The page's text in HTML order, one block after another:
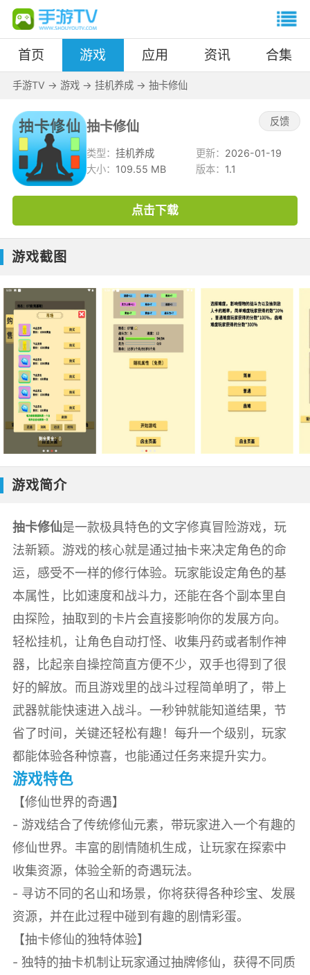
首页 游戏 应用 资讯 合集
手游TV -> 游戏-> 挂机养成-> 抽卡修仙
抽卡修仙 反馈
类型：挂机养成 更新： 2026-01-19
大小： 109.55 MB 版本： 1.1
点击下载
游戏截图
游戏简介
抽卡修仙是一款极具特色的文字修真冒险游戏，玩
法新颖。游戏的核心就是通过抽卡来决定角色的命
运，感受不一样的修行体验。玩家能设定角色的基
本属性，比如速度和战斗力，还能在各个副本里自
由探险，抽取到的卡片会直接影响你的发展方向。
轻松挂机，让角色自动打怪、收集丹药或者制作神
器，比起亲自操控简直方便不少，双手也得到了很
好的解放。而且游戏里的战斗过程简单明了，带上
武器就能快速进入战斗。一秒钟就能知道结果，节
省了时间，关键还轻松有趣！每升一个级别，玩家
都能体验各种惊喜，也能通过任务来提升实力。
游戏特色
【修仙世界的奇遇】
- 游戏结合了传统修仙元素，带玩家进入一个有趣的
修仙世界。丰富的剧情随机生成，让玩家在探索中
收集资源，体验全新的奇遇玩法。
- 寻访不同的名山和场景，你将获得各种珍宝、发展
资源，并在此过程中碰到有趣的剧情彩蛋。
【抽卡修仙的独特体验】
- 独特的抽卡机制让玩家通过抽牌修仙，获得不同质